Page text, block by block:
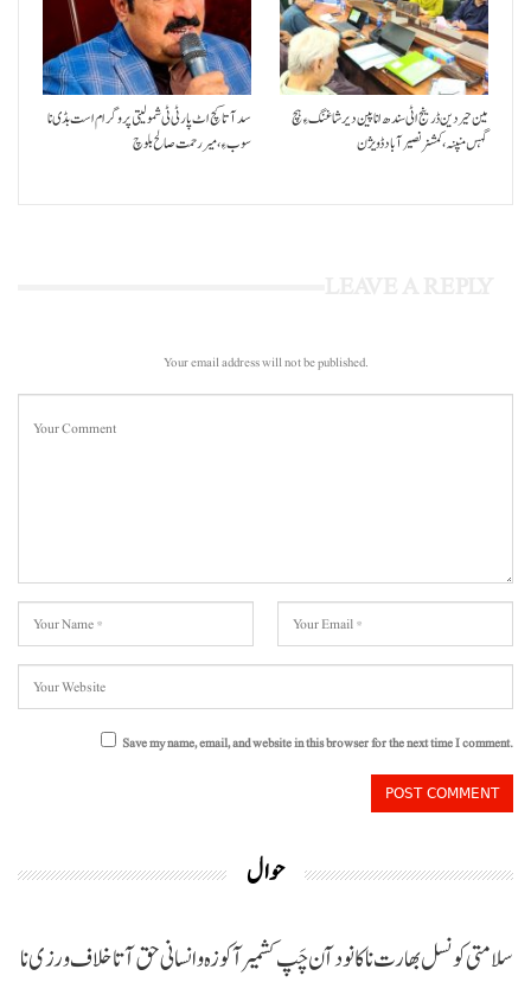
سد آتا کچ اٹ پارٹی ٹی شمولیتی پروگرام است بڈی نا
سوب ءِ،میر رحمت صالح بلوچ
مین حیردین ڈرینج اٹی سندھ انا پین دیر شاغنگ ءِ ہچ
گہس منپنہ،کمشنر نصیرآباد ڈویژن
Your email address will not be published.
Save my name, email, and website in this browser for the next time I comment.
حوال
سلامتی کونسل بھارت نا کانود آن چَپ کشمیر آ کوزہ و انسانی حق آتا خلاف ورزی نا